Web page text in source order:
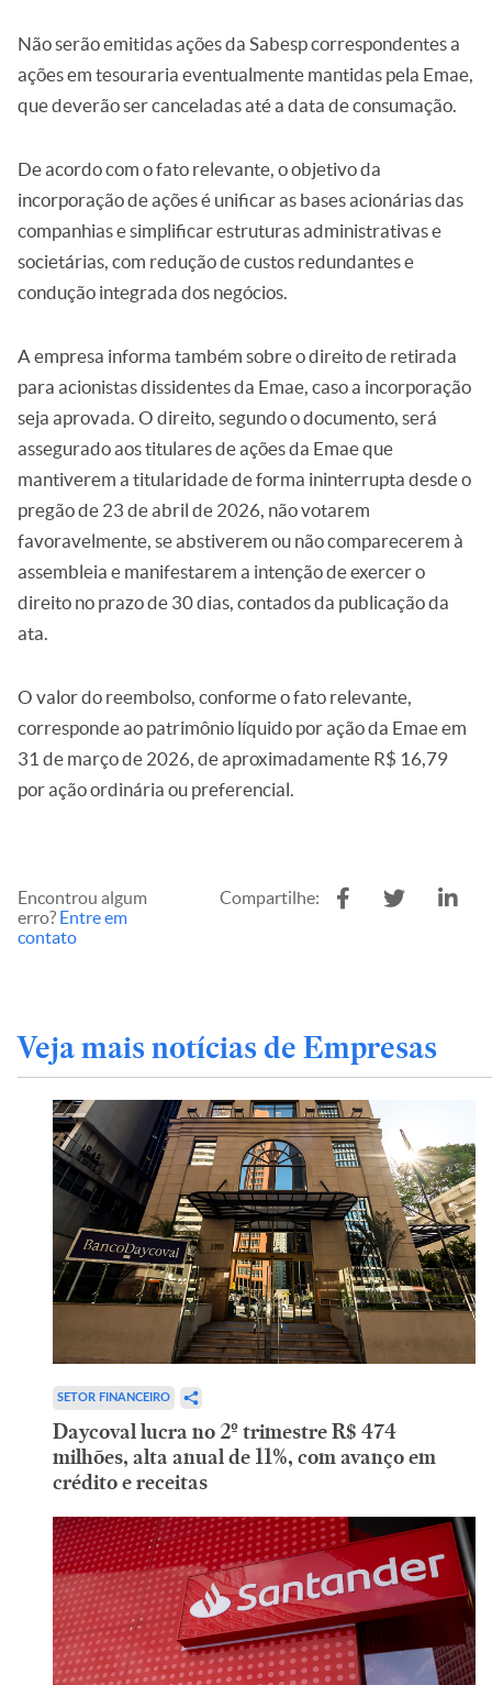
Não serão emitidas ações da Sabesp correspondentes a
ações em tesouraria eventualmente mantidas pela Emae,
que deverão ser canceladas até a data de consumação.
De acordo com o fato relevante, o objetivo da
incorporação de ações é unificar as bases acionárias das
companhias e simplificar estruturas administrativas e
societárias, com redução de custos redundantes e
condução integrada dos negócios.
A empresa informa também sobre o direito de retirada
para acionistas dissidentes da Emae, caso a incorporação
seja aprovada. O direito, segundo o documento, será
assegurado aos titulares de ações da Emae que
mantiverem a titularidade de forma ininterrupta desde o
pregão de 23 de abril de 2026, não votarem
favoravelmente, se abstiverem ou não comparecerem à
assembleia e manifestarem a intenção de exercer o
direito no prazo de 30 dias, contados da publicação da
ata.
O valor do reembolso, conforme o fato relevante,
corresponde ao patrimônio líquido por ação da Emae em
31 de março de 2026, de aproximadamente R$ 16,79
por ação ordinária ou preferencial.
Encontrou algum
erro? Entre em
contato
Compartilhe:
Veja mais notícias de Empresas
SETOR FINANCEIRO
Daycoval lucra no 2º trimestre R$ 474
milhões, alta anual de 11%, com avanço em
crédito e receitas